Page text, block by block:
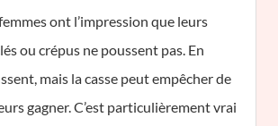
ont l’impression que leurs
ou crépus ne poussent pas. En
mais la casse peut empêcher de
gagner. C’est particulièrement vrai